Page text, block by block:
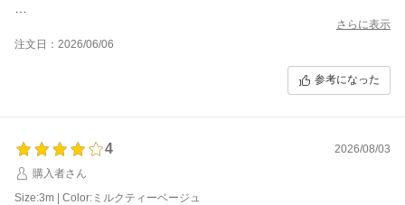
さらに表示
注文日：2026/06/06
参考になった
4
2026/08/03
購入者さん
Size:3m | Color:ミルクティーベージュ